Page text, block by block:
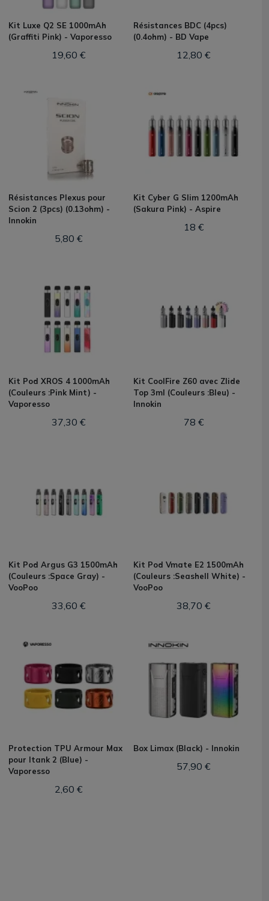
Kit Luxe Q2 SE 1000mAh
(Graffiti Pink) - Vaporesso
19,60 €
Résistances BDC (4pcs)
(0.4ohm) - BD Vape
12,80 €
Résistances Plexus pour
Scion 2 (3pcs) (0.13ohm) -
Innokin
5,80 €
Kit Cyber G Slim 1200mAh
(Sakura Pink) - Aspire
18 €
Kit Pod XROS 4 1000mAh
(Couleurs :Pink Mint) -
Vaporesso
37,30 €
Kit CoolFire Z60 avec Zlide
Top 3ml (Couleurs :Bleu) -
Innokin
78 €
Kit Pod Argus G3 1500mAh
(Couleurs :Space Gray) -
VooPoo
33,60 €
Kit Pod Vmate E2 1500mAh
(Couleurs :Seashell White) -
VooPoo
38,70 €
Protection TPU Armour Max
pour Itank 2 (Blue) -
Vaporesso
2,60 €
Box Limax (Black) - Innokin
57,90 €